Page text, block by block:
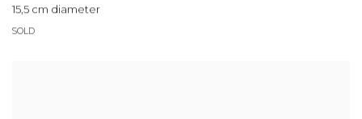
15,5 cm diameter
SOLD